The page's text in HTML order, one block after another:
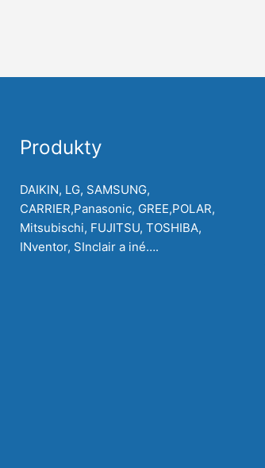
Produkty
DAIKIN, LG, SAMSUNG,
CARRIER,Panasonic, GREE,POLAR,
Mitsubischi, FUJITSU, TOSHIBA,
INventor, SInclair a iné….